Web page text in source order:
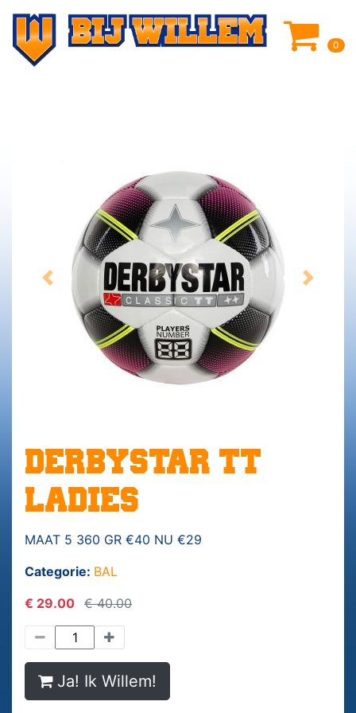
0
Previous Next
DERBYSTAR TT
LADIES
MAAT 5 360 GR €40 NU €29
Categorie: BAL
€ 29.00 € 40.00
Ja! Ik Willem!